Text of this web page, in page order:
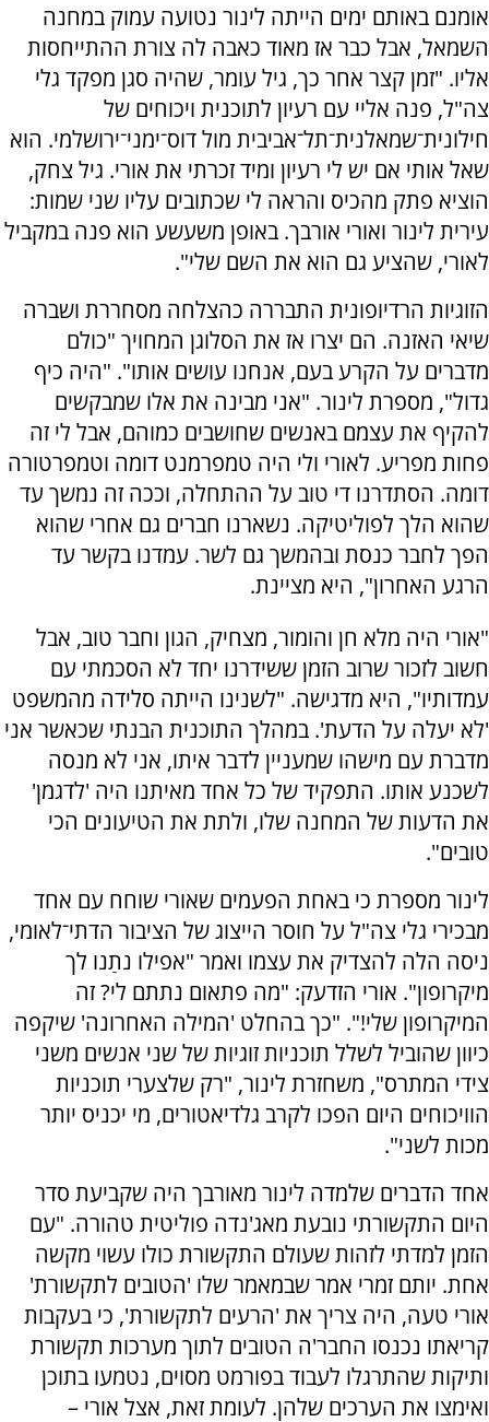
אומנם באותם ימים הייתה לינור נטועה עמוק במחנה
השמאל, אבל כבר אז מאוד כאבה לה צורת ההתייחסות
אליו. "זמן קצר אחר כך, גיל עומר, שהיה סגן מפקד גלי
צה"ל, פנה אליי עם רעיון לתוכנית ויכוחים של
חילונית־שמאלנית־תל־אביבית מול דוס־ימני־ירושלמי. הוא
שאל אותי אם יש לי רעיון ומיד זכרתי את אורי. גיל צחק,
הוציא פתק מהכיס והראה לי שכתובים עליו שני שמות:
עירית לינור ואורי אורבך. באופן משעשע הוא פנה במקביל
לאורי, שהציע גם הוא את השם שלי".
הזוגיות הרדיופונית התבררה כהצלחה מסחררת ושברה
שיאי האזנה. הם יצרו אז את הסלוגן המחויך "כולם
מדברים על הקרע בעם, אנחנו עושים אותו". "היה כיף
גדול", מספרת לינור. "אני מבינה את אלו שמבקשים
להקיף את עצמם באנשים שחושבים כמוהם, אבל לי זה
פחות מפריע. לאורי ולי היה טמפרמנט דומה וטמפרטורה
דומה. הסתדרנו די טוב על ההתחלה, וככה זה נמשך עד
שהוא הלך לפוליטיקה. נשארנו חברים גם אחרי שהוא
הפך לחבר כנסת ובהמשך גם לשר. עמדנו בקשר עד
הרגע האחרון", היא מציינת.
"אורי היה מלא חן והומור, מצחיק, הגון וחבר טוב, אבל
חשוב לזכור שרוב הזמן ששידרנו יחד לא הסכמתי עם
עמדותיו", היא מדגישה. "לשנינו הייתה סלידה מהמשפט
'לא יעלה על הדעת'. במהלך התוכנית הבנתי שכאשר אני
מדברת עם מישהו שמעניין לדבר איתו, אני לא מנסה
לשכנע אותו. התפקיד של כל אחד מאיתנו היה 'לדגמן'
את הדעות של המחנה שלו, ולתת את הטיעונים הכי
טובים".
לינור מספרת כי באחת הפעמים שאורי שוחח עם אחד
מבכירי גלי צה"ל על חוסר הייצוג של הציבור הדתי־לאומי,
ניסה הלה להצדיק את עצמו ואמר "אפילו נתַנו לך
מיקרופון". אורי הזדעק: "מה פתאום נתתם לי? זה
המיקרופון שלי!". "כך בהחלט 'המילה האחרונה' שיקפה
כיוון שהוביל לשלל תוכניות זוגיות של שני אנשים משני
צידי המתרס", משחזרת לינור, "רק שלצערי תוכניות
הוויכוחים היום הפכו לקרב גלדיאטורים, מי יכניס יותר
מכות לשני".
אחד הדברים שלמדה לינור מאורבך היה שקביעת סדר
היום התקשורתי נובעת מאג'נדה פוליטית טהורה. "עם
הזמן למדתי לזהות שעולם התקשורת כולו עשוי מקשה
אחת. יותם זמרי אמר שבמאמר שלו 'הטובים לתקשורת'
אורי טעה, היה צריך את 'הרעים לתקשורת', כי בעקבות
קריאתו נכנסו החבר'ה הטובים לתוך מערכות תקשורת
ותיקות שהתרגלו לעבוד בפורמט מסוים, נטמעו בתוכן
ואימצו את הערכים שלהן. לעומת זאת, אצל אורי –